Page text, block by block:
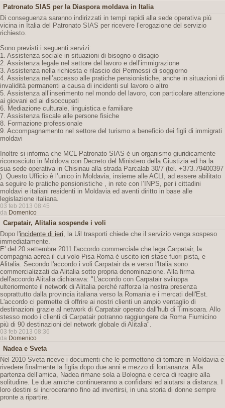
Patronato SIAS per la Diaspora moldava in Italia
Di conseguenza saranno indirizzati in tempi rapidi alla sede operativa più
vicina in Italia del Patronato SIAS per ricevere l’erogazione del servizio
richiesto.
Sono previsti i seguenti servizi:
1. Assistenza sociale in situazioni di bisogno o disagio
2. Assistenza legale nel settore del lavoro e dell’immigrazione
3. Assistenza nella richiesta e rilascio dei Permessi di soggiorno
4. Assistenza nell’accesso alle pratiche pensionistiche, anche in situazioni di
invalidità permanenti a causa di incidenti sul lavoro o altro
5. Assistenza all’inserimento nel mondo del lavoro, con particolare attenzione
ai giovani ed ai disoccupati
6. Mediazione culturale, linguistica e familiare
7. Assistenza fiscale alle persone fisiche
8. Formazione professionale
9. Accompagnamento nel settore del turismo a beneficio dei figli di immigrati
moldavi
Inoltre si informa che MCL-Patronato SIAS è un organismo giuridicamente
riconosciuto in Moldova con Decreto del Ministero della Giustizia ed ha la
sua sede operativa in Chisinau alla strada Parcalab 30/7 (tel. +373.79400397
). Questo Ufficio è l’unico in Moldavia, insieme alle ACLI, ad essere abilitato
a seguire le pratiche pensionistiche , in rete con l’INPS, per i cittadini
moldavi e italiani residenti in Moldavia ed aventi diritto in base alle
legislazione italiana.
03 feb 2013 08:45
da Domenico
Carpatair, Alitalia sospende i voli
Dopo l'incidente di ieri, la Uil trasporti chiede che il servizio venga sospeso
immediatamente.
E' del 20 settembre 2011 l'accordo commerciale che lega Carpatair, la
compagnia aerea il cui volo Pisa-Roma è uscito ieri stase fuori pista, e
Alitalia. Secondo l'accordo i voli Carpatair da e verso l'Italia sono
commercializzati da Alitalia sotto propria denominazione. Alla firma
dell'accordo Alitalia dichiarava: "L'accordo con Carpatair sviluppa
ulteriormente il network di Alitalia perché rafforza la nostra presenza
soprattutto dalla provincia italiana verso la Romania e i mercati dell'Est.
L'accordo ci permette di offrire ai nostri clienti un ampio ventaglio di
destinazioni grazie al network di Carpatair operato dall'hub di Timisoara. Allo
stesso modo i clienti di Carpatair potranno raggiungere da Roma Fiumicino
più di 90 destinazioni del network globale di Alitalia".
03 feb 2013 08:36
da Domenico
Nadea e Sveta
Nel 2010 Sveta riceve i documenti che le permettono di tornare in Moldavia e
rivedere finalmente la figlia dopo due anni e mezzo di lontananza. Alla
partenza dell’amica, Nadea rimane sola a Bologna e cerca di reagire alla
solitudine. Le due amiche continueranno a confidarsi ed aiutarsi a distanza. I
loro destini si incroceranno fino ad invertirsi, in una storia di donne sempre
pronte a ripartire.